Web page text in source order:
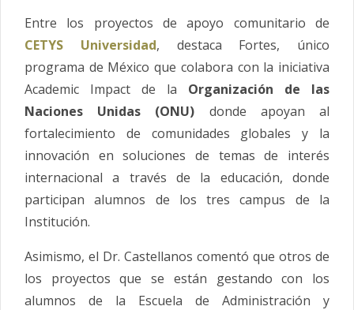
Entre los proyectos de apoyo comunitario de
CETYS Universidad, destaca Fortes, único
programa de México que colabora con la iniciativa
Academic Impact de la Organización de las
Naciones Unidas (ONU) donde apoyan al
fortalecimiento de comunidades globales y la
innovación en soluciones de temas de interés
internacional a través de la educación, donde
participan alumnos de los tres campus de la
Institución.
Asimismo, el Dr. Castellanos comentó que otros de
los proyectos que se están gestando con los
alumnos de la Escuela de Administración y